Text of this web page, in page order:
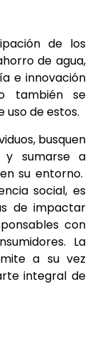
de los
de agua,
e innovación
también se
uso de estos.
busquen
sumarse a
su entorno.
social, es
de impactar
con
La
a su vez
integral de